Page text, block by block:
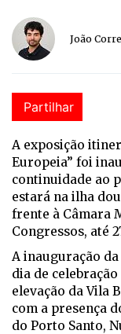
João
Partilhar
A exposição
Europeia” foi
continuidade ao
estará na ilha
frente à Câmara
Congressos, até
A inauguração
dia de
elevação da Vila
com a presença
do Porto Santo,